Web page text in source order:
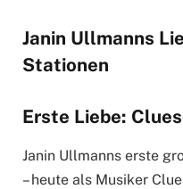
Janin Ullmanns
Stationen
Erste Liebe:
Janin Ullmanns erste
– heute als Musiker